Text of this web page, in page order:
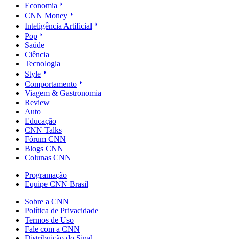
Economia
CNN Money
Inteligência Artificial
Pop
Saúde
Ciência
Tecnologia
Style
Comportamento
Viagem & Gastronomia
Review
Auto
Educação
CNN Talks
Fórum CNN
Blogs CNN
Colunas CNN
Programação
Equipe CNN Brasil
Sobre a CNN
Política de Privacidade
Termos de Uso
Fale com a CNN